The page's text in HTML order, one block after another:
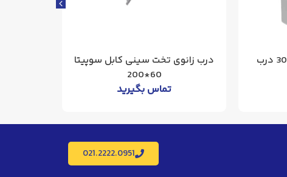
تابلو برق سوپیتا 17*40*30 درب
درب زانوی تخت سینی کابل سوپیتا
60*200
تماس بگیرید
021.2222.0951